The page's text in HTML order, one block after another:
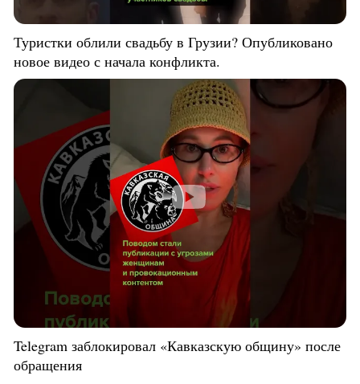
Туристки облили свадьбу в Грузии? Опубликовано
новое видео с начала конфликта.
Telegram заблокировал «Кавказскую общину» после
обращения